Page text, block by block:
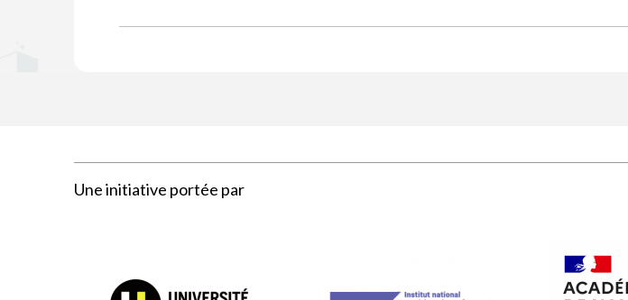
Une initiative portée par